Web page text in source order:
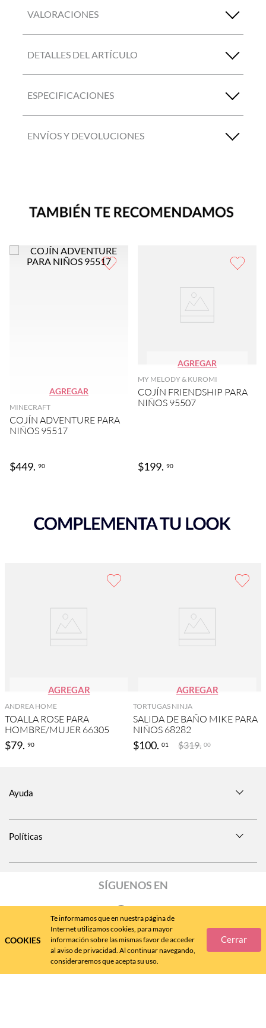
COOKIES
Te informamos que en nuestra página de
Internet utilizamos cookies, para mayor
información sobre las mismas favor de acceder
al aviso de privacidad. Al continuar navegando,
consideraremos que acepta su uso.
Cerrar
VALORACIONES
DETALLES DEL ARTÍCULO
ESPECIFICACIONES
ENVÍOS Y DEVOLUCIONES
AGREGAR
MINECRAFT
COJÍN ADVENTURE PARA
NIÑOS 95517
$449. 90
AGREGAR
MY MELODY & KUROMI
COJÍN FRIENDSHIP PARA
NIÑOS 95507
$199. 90
AGREGAR
ANDREA HOME
TOALLA ROSE PARA
HOMBRE/MUJER 66305
$79. 90
AGREGAR
TORTUGAS NINJA
SALIDA DE BAÑO MIKE PARA
NIÑOS 68282
$100. 01 $319. 00
Ayuda
Políticas
SÍGUENOS EN
CallCenter477 788 4600